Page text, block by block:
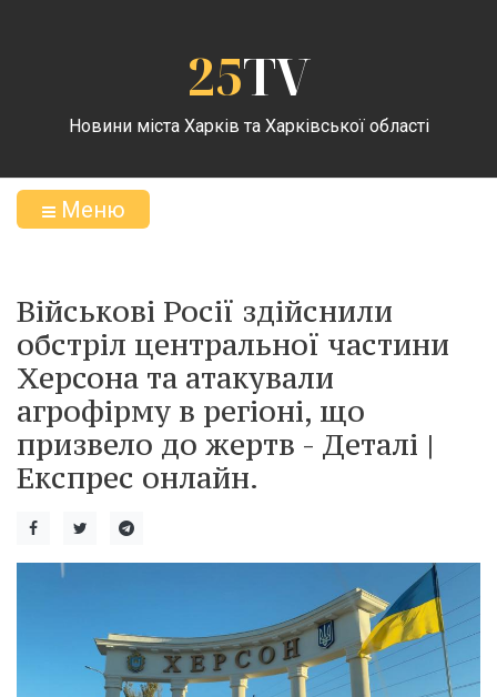
25TV
Новини міста Харків та Харківської області
Меню
Військові Росії здійснили
обстріл центральної частини
Херсона та атакували
агрофірму в регіоні, що
призвело до жертв - Деталі |
Експрес онлайн.